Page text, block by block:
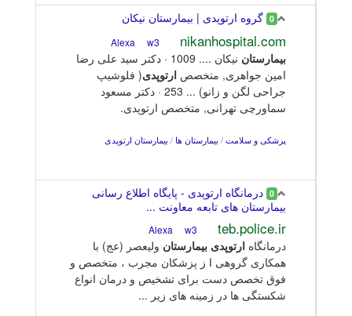
0 گروه ارتوپدی | بیمارستان نیکان
nikanhospital.com
w3
بیمارستان
نیکان .... 1009 · دکتر سید علی رضا
امین جواهری, متخصص ارتوپدی( فلوشیپ
جراحی لگن و زانو) ... 253 · دکتر مسعود
سماورچی تهرانی, متخصص ارتوپدی.
پزشکی و سلامت / بیمارستان ها / بیمارستان ارتوپدی
0 درمانگاه ارتوپدی - پایگاه اطلاع رسانی
بیمارستان های تابعه معاونت ...
teb.police.ir
w3
درمانگاه ارتوپدی بیمارستان ولیعصر (عج) با
همکاری گروهی ا ز پزشکان مجرب ، متخصص و
فوق تخصص دست برای تشخیص و درمان انواع
شکستگی ها در زمینه های زیر ...